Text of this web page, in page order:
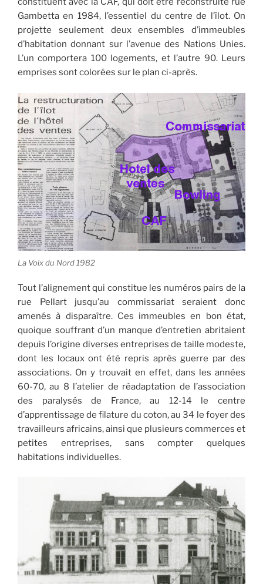
Gambetta en 1984, l’essentiel du centre de l’îlot. On
projette seulement deux ensembles d’immeubles
d’habitation donnant sur l’avenue des Nations Unies.
L’un comportera 100 logements, et l’autre 90. Leurs
emprises sont colorées sur le plan ci-après.
La Voix du Nord 1982
Tout l’alignement qui constitue les numéros pairs de la
rue Pellart jusqu’au commissariat seraient donc
amenés à disparaître. Ces immeubles en bon état,
quoique souffrant d’un manque d’entretien abritaient
depuis l’origine diverses entreprises de taille modeste,
dont les locaux ont été repris après guerre par des
associations. On y trouvait en effet, dans les années
60-70, au 8 l’atelier de réadaptation de l’association
des paralysés de France, au 12-14 le centre
d’apprentissage de filature du coton, au 34 le foyer des
travailleurs africains, ainsi que plusieurs commerces et
petites entreprises, sans compter quelques
habitations individuelles.